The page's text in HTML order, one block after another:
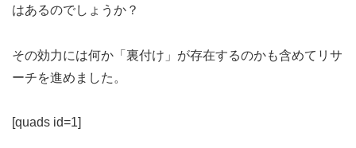
はあるのでしょうか？
その効力には何か「裏付け」が存在するのかも含めてリサ
ーチを進めました。
[quads id=1]